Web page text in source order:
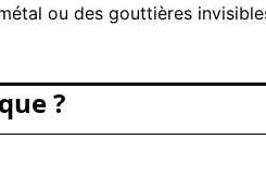
ou des gouttières
?